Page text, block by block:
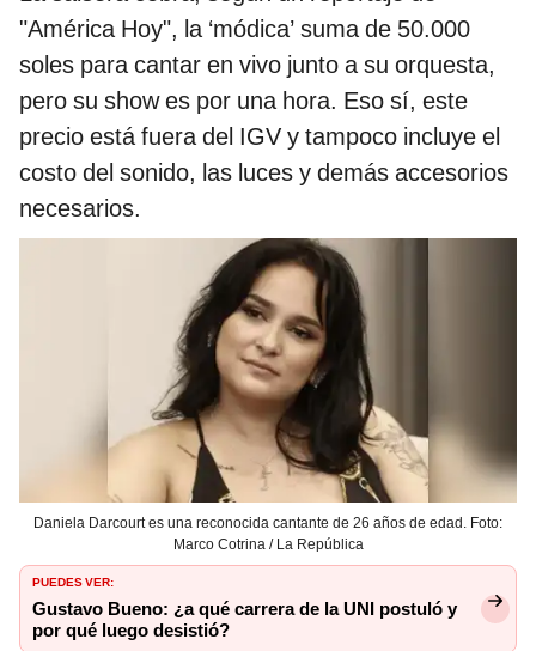
"América Hoy", la ‘módica’ suma de 50.000
soles para cantar en vivo junto a su orquesta,
pero su show es por una hora. Eso sí, este
precio está fuera del IGV y tampoco incluye el
costo del sonido, las luces y demás accesorios
necesarios.
Daniela Darcourt es una reconocida cantante de 26 años de edad. Foto:
Marco Cotrina / La República
PUEDES VER:
Gustavo Bueno: ¿a qué carrera de la UNI postuló y
por qué luego desistió?